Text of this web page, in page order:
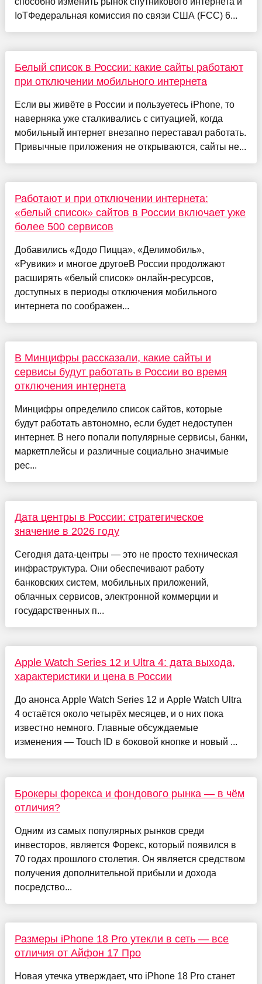
IoTФедеральная комиссия по связи США (FCC) 6...
Белый список в России: какие сайты работают
при отключении мобильного интернета
Если вы живёте в России и пользуетесь iPhone, то
наверняка уже сталкивались с ситуацией, когда
мобильный интернет внезапно переставал работать.
Привычные приложения не открываются, сайты не...
Работают и при отключении интернета:
«белый список» сайтов в России включает уже
более 500 сервисов
Добавились «Додо Пицца», «Делимобиль»,
«Рувики» и многое другоеВ России продолжают
расширять «белый список» онлайн-ресурсов,
доступных в периоды отключения мобильного
интернета по соображен...
В Минцифры рассказали, какие сайты и
сервисы будут работать в России во время
отключения интернета
Минцифры определило список сайтов, которые
будут работать автономно, если будет недоступен
интернет. В него попали популярные сервисы, банки,
маркетплейсы и различные социально значимые
рес...
Дата центры в России: стратегическое
значение в 2026 году
Сегодня дата-центры — это не просто техническая
инфраструктура. Они обеспечивают работу
банковских систем, мобильных приложений,
облачных сервисов, электронной коммерции и
государственных п...
Apple Watch Series 12 и Ultra 4: дата выхода,
характеристики и цена в России
До анонса Apple Watch Series 12 и Apple Watch Ultra
4 остаётся около четырёх месяцев, и о них пока
известно немного. Главные обсуждаемые
изменения — Touch ID в боковой кнопке и новый ...
Брокеры форекса и фондового рынка — в чём
отличия?
Одним из самых популярных рынков среди
инвесторов, является Форекс, который появился в
70 годах прошлого столетия. Он является средством
получения дополнительной прибыли и дохода
посредство...
Размеры iPhone 18 Pro утекли в сеть — все
отличия от Айфон 17 Про
Новая утечка утверждает, что iPhone 18 Pro станет